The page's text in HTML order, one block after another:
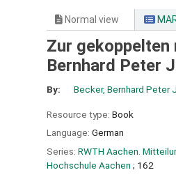
Normal view
Zur
Bernhard Peter
By: Becker, Bernhard Peter
Resource type: Book
Language: German
Series: RWTH Aachen.
Hochschule Aachen ; 162